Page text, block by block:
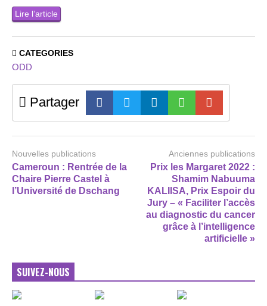
Lire l’article
CATEGORIES
ODD
Partager
Nouvelles publications
Cameroun : Rentrée de la
Chaire Pierre Castel à
l’Université de Dschang
Anciennes publications
Prix les Margaret 2022 :
Shamim Nabuuma
KALIISA, Prix Espoir du
Jury – « Faciliter l’accès
au diagnostic du cancer
grâce à l’intelligence
artificielle »
SUIVEZ-NOUS